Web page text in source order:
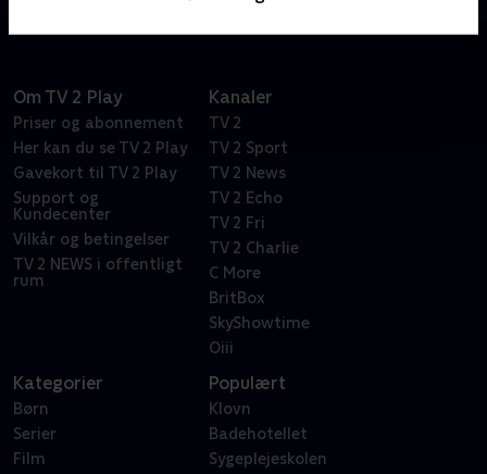
Om TV 2 Play
Priser og abonnement
Her kan du se TV 2 Play
Gavekort til TV 2 Play
Support og
Kundecenter
Vilkår og betingelser
TV 2 NEWS i offentligt
rum
Kanaler
TV 2
TV 2 Sport
TV 2 News
TV 2 Echo
TV 2 Fri
TV 2 Charlie
C More
BritBox
SkyShowtime
Oiii
Kategorier
Børn
Serier
Film
Populært
Klovn
Badehotellet
Sygeplejeskolen